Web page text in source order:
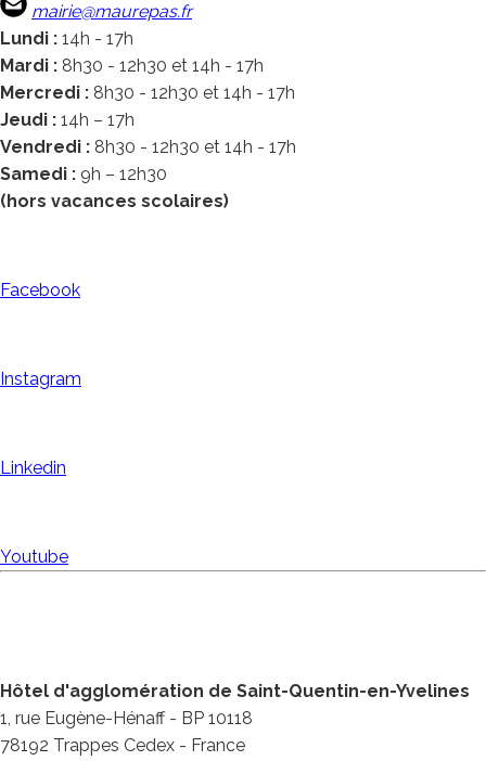
mairie@maurepas.fr
Lundi : 14h - 17h
Mardi : 8h30 - 12h30 et 14h - 17h
Mercredi : 8h30 - 12h30 et 14h - 17h
Jeudi : 14h – 17h
Vendredi : 8h30 - 12h30 et 14h - 17h
Samedi : 9h – 12h30
(hors vacances scolaires)
Facebook
Instagram
Linkedin
Youtube
Hôtel d'agglomération de Saint-Quentin-en-Yvelines
1, rue Eugène-Hénaff - BP 10118
78192 Trappes Cedex - France